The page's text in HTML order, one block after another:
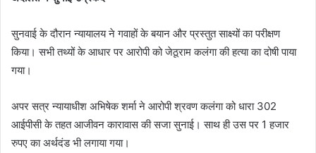
सुनवाई के दौरान न्यायालय ने गवाहों के बयान और प्रस्तुत साक्ष्यों का परीक्षण
किया। सभी तथ्यों के आधार पर आरोपी को जेठूराम कलंगा की हत्या का दोषी पाया
गया।
अपर सत्र न्यायाधीश अभिषेक शर्मा ने आरोपी श्रवण कलंगा को धारा 302
आईपीसी के तहत आजीवन कारावास की सजा सुनाई। साथ ही उस पर 1 हजार
रुपए का अर्थदंड भी लगाया गया।